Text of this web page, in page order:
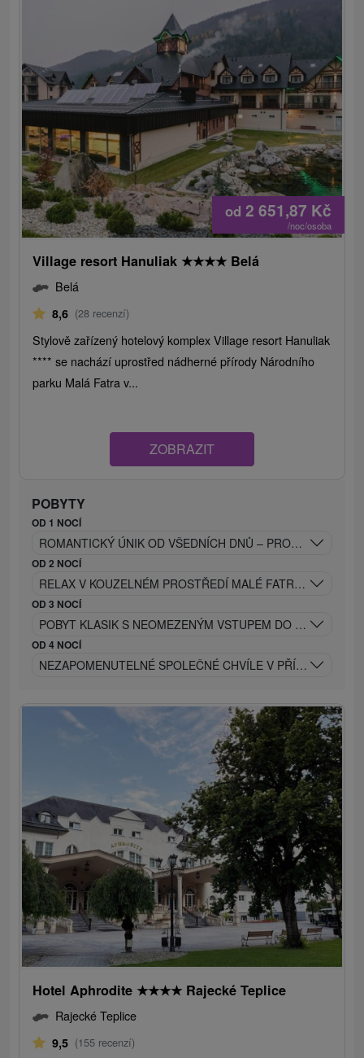
od 2 651,87 Kč
/noc/osoba
Village resort Hanuliak ★★★★ Belá
Belá
8,6 (28 recenzí)
Stylově zařízený hotelový komplex Village resort Hanuliak
**** se nachází uprostřed nádherné přírody Národního
parku Malá Fatra v...
ZOBRAZIT
POBYTY
OD 1 NOCÍ
ROMANTICKÝ ÚNIK OD VŠEDNÍCH DNŮ – PROSECCO,
OD 2 NOCÍ
RELAX V KOUZELNÉM PROSTŘEDÍ MALÉ FATRY: POBYT
OD 3 NOCÍ
POBYT KLASIK S NEOMEZENÝM VSTUPEM DO
OD 4 NOCÍ
NEZAPOMENUTELNÉ SPOLEČNÉ CHVÍLE V PŘÍJEMNÉM
Hotel Aphrodite ★★★★ Rajecké Teplice
Rajecké Teplice
9,5 (155 recenzí)